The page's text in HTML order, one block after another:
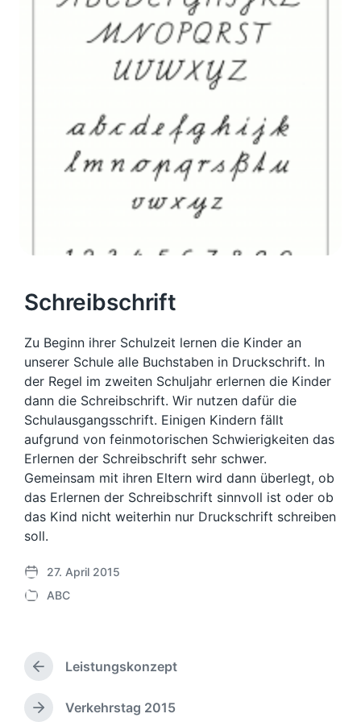
Schreibschrift
Zu Beginn ihrer Schulzeit lernen die Kinder an
unserer Schule alle Buchstaben in Druckschrift. In
der Regel im zweiten Schuljahr erlernen die Kinder
dann die Schreibschrift. Wir nutzen dafür die
Schulausgangsschrift. Einigen Kindern fällt
aufgrund von feinmotorischen Schwierigkeiten das
Erlernen der Schreibschrift sehr schwer.
Gemeinsam mit ihren Eltern wird dann überlegt, ob
das Erlernen der Schreibschrift sinnvoll ist oder ob
das Kind nicht weiterhin nur Druckschrift schreiben
soll.
V
e
f
e
n
t
27. April 2015
V
ö
f
e
ABC
V
o
r
Leistungskonzept
N Verkehrstag 2015